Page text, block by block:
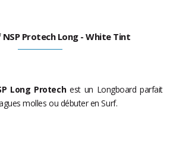
NSP Protech Long - White Tint
Long Protechest un Longboard parfait
molles ou débuter en Surf.